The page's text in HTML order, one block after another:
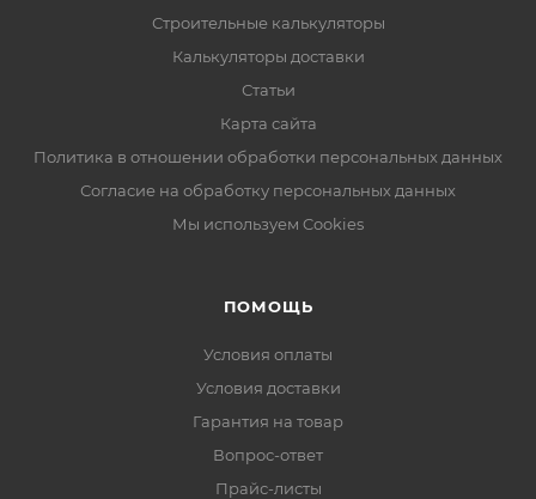
Строительные калькуляторы
Калькуляторы доставки
Статьи
Карта сайта
Политика в отношении обработки персональных данных
Согласие на обработку персональных данных
Мы используем Cookies
ПОМОЩЬ
Условия оплаты
Условия доставки
Гарантия на товар
Вопрос-ответ
Прайс-листы